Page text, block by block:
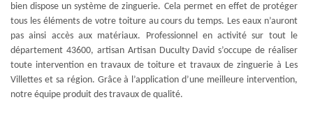
bien dispose un système de zinguerie. Cela permet en effet de protéger
tous les éléments de votre toiture au cours du temps. Les eaux n’auront
pas ainsi accès aux matériaux. Professionnel en activité sur tout le
département 43600, artisan Artisan Duculty David s’occupe de réaliser
toute intervention en travaux de toiture et travaux de zinguerie à Les
Villettes et sa région. Grâce à l’application d’une meilleure intervention,
notre équipe produit des travaux de qualité.